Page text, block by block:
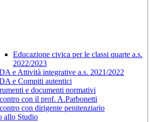
Educazione civica per le classi quarte a.s.
2022/2023
e Attività integrative a.s. 2021/2022
e Compiti autentici
e documenti normativi
con il prof. A.Parbonetti
con dirigente penitenziario
allo Studio